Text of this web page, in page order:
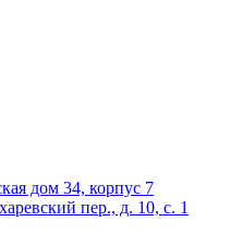
дом 34, корпус 7
пер., д. 10, с. 1